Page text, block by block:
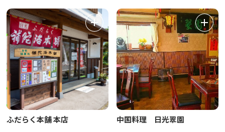
ふだらく本舗 本店 中国料理 日光翠園